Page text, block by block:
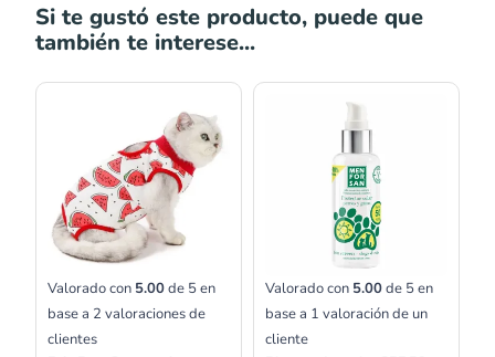
Si te gustó este producto, puede que
también te interese...
Valorado con 5.00de 5 en
base a 2 valoraciones de
clientes
de
precios:
desde
S/35.00
S/42.00
Valorado con 5.00de 5 en
base a 1 valoración de un
cliente